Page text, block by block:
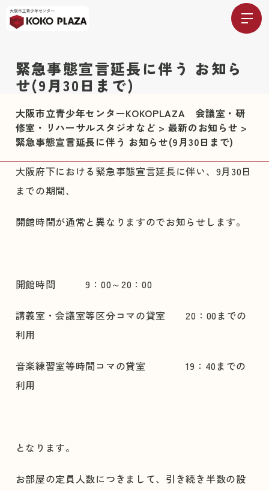
緊急事態宣言延長に伴う お知ら
せ(9月30日まで)
大阪市立青少年センターKOKOPLAZA 会議室・研
修室・リハーサルスタジオなど > 最新のお知らせ >
緊急事態宣言延長に伴う お知らせ(9月30日まで)
大阪府下における緊急事態宣言延長に伴い、9月30日
までの期間、
開館時間が通常と異なりますのでお知らせします。
開館時間 9：00～20：00
講義室・会議室等区分コマの貸室 20：00までの
利用
音楽練習室等時間コマの貸室 19：40までの
利用
となります。
お部屋の定員人数につきまして、引き続き半数の設